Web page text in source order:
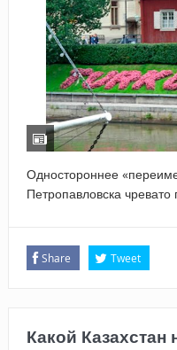
Одностороннее
Петропавловска
Share Tweet
Какой